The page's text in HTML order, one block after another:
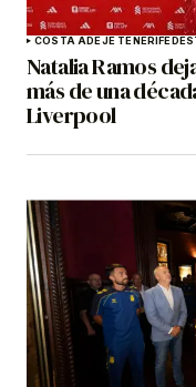
COSTA ADEJE TENERIFE
Natalia Ramos
más de una
Liverpool